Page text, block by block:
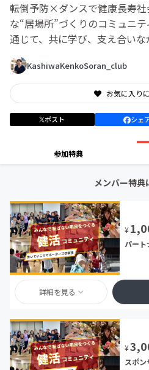
転倒予防×ダンスで健康長寿
な“居場所”づくりのコミュニ
通じて、共に学び、支え合いな
KashiwaKenkoSoran_club
お気に入り
ポスト シェ
参加特典
メンバー特典
¥
パート
詳細を見る
¥
スポ